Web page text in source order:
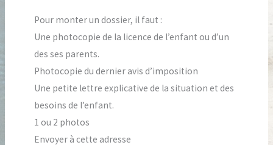
Pour monter un dossier, il faut :
Une photocopie de la licence de l’enfant ou d’un
des ses parents.
Photocopie du dernier avis d’imposition
Une petite lettre explicative de la situation et des
besoins de l’enfant.
1 ou 2 photos
Envoyer à cette adresse